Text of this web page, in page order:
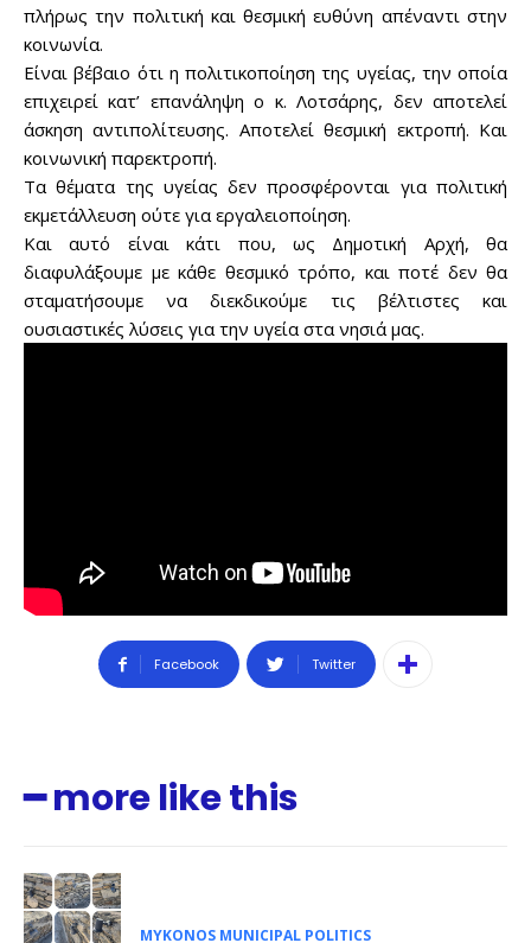
πλήρως την πολιτική και θεσμική ευθύνη απέναντι στην
κοινωνία.
Είναι βέβαιο ότι η πολιτικοποίηση της υγείας, την οποία
επιχειρεί κατ’ επανάληψη ο κ. Λοτσάρης, δεν αποτελεί
άσκηση αντιπολίτευσης. Αποτελεί θεσμική εκτροπή. Και
κοινωνική παρεκτροπή.
Τα θέματα της υγείας δεν προσφέρονται για πολιτική
εκμετάλλευση ούτε για εργαλειοποίηση.
Και αυτό είναι κάτι που, ως Δημοτική Αρχή, θα
διαφυλάξουμε με κάθε θεσμικό τρόπο, και ποτέ δεν θα
σταματήσουμε να διεκδικούμε τις βέλτιστες και
ουσιαστικές λύσεις για την υγεία στα νησιά μας.
Facebook Twitter
━ more like this
MYKONOS MUNICIPAL POLITICS